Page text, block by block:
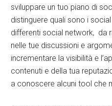
sviluppare un tuo piano di
distinguere quali sono i
differenti social network, da
nelle tue discussioni e
incrementare la visibilità e
contenuti e della tua
a conoscere alcuni tool che